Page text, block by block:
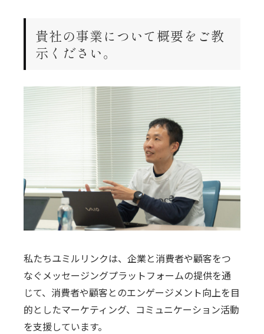
貴社の事業について概要をご教
示ください。
私たちユミルリンクは、企業と消費者や顧客をつ
なぐメッセージングプラットフォームの提供を通
じて、消費者や顧客とのエンゲージメント向上を目
的としたマーケティング、コミュニケーション活動
を支援しています。